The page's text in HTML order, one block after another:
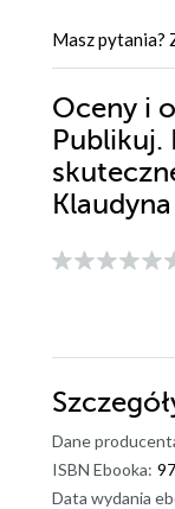
Masz pytania?
Oceny i
Publikuj.
Dane
ISBN Ebooka:
Data wydania